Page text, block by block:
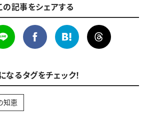
の記事をシェアする
なるタグをチェック！
知恵